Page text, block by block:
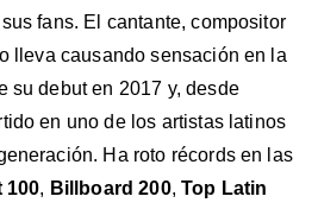
fans. El cantante, compositor
lleva causando sensación en la
su debut en 2017 y, desde
en uno de los artistas latinos
Ha roto récords en las
100, Billboard 200,Top Latin